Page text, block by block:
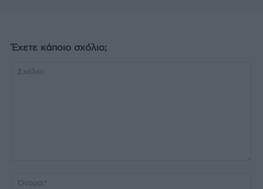
Έχετε κάποιο σχόλιο;